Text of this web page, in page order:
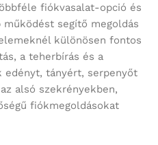
fiókvasalat-opció és
segítő megoldás
különösen fontos
a teherbírás és a
edényt, tányért, serpenyőt
alsó szekrényekben,
fiókmegoldásokat